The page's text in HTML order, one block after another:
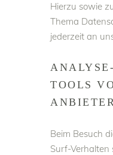
Hierzu sowie
Thema
jederzeit an
TOOLS
Beim Besuch
Surf-